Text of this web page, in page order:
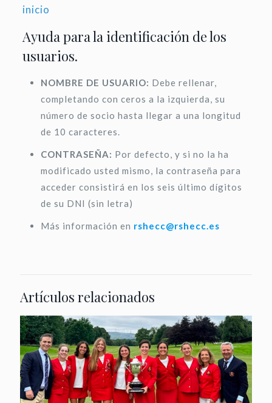
inicio
Ayuda para la identificación de los
usuarios.
NOMBRE DE USUARIO: Debe rellenar,
completando con ceros a la izquierda, su
número de socio hasta llegar a una longitud
de 10 caracteres.
CONTRASEÑA: Por defecto, y si no la ha
modificado usted mismo, la contraseña para
acceder consistirá en los seis último dígitos
de su DNI (sin letra)
Más información en rshecc@rshecc.es
Artículos relacionados